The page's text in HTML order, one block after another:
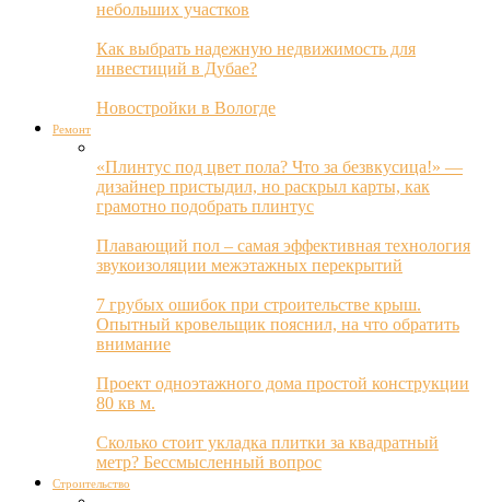
небольших участков
Как выбрать надежную недвижимость для
инвестиций в Дубае?
Новостройки в Вологде
Ремонт
«Плинтус под цвет пола? Что за безвкусица!» —
дизайнер пристыдил, но раскрыл карты, как
грамотно подобрать плинтус
Плавающий пол – самая эффективная технология
звукоизоляции межэтажных перекрытий
7 грубых ошибок при строительстве крыш.
Опытный кровельщик пояснил, на что обратить
внимание
Проект одноэтажного дома простой конструкции
80 кв м.
Сколько стоит укладка плитки за квадратный
метр? Бессмысленный вопрос
Строительство